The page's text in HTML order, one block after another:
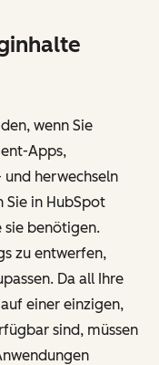
wenn Sie
Apps,
herwechseln
Sie in HubSpot
sie benötigen.
zu entwerfen,
Da all Ihre
einer einzigen,
sind, müssen